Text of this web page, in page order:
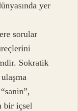
yer
sorular
Sokratik
bir içsel